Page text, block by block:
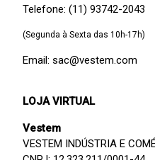
Telefone: (11) 93742-2043
(Segunda à Sexta das 10h-17h)
Email: sac@vestem.com
LOJA VIRTUAL
Vestem
VESTEM INDÚSTRIA E